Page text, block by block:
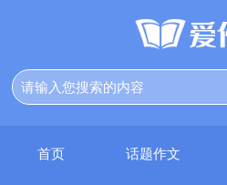
首页 话题作文